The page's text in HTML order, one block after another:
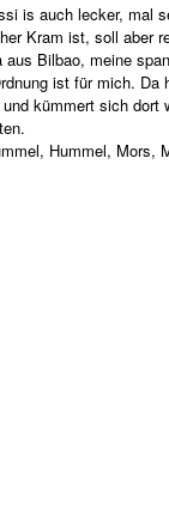
is auch lecker, mal
Kram ist, soll aber
Bilbao, meine
ist für mich.
kümmert sich dort
Hummel, Mors,